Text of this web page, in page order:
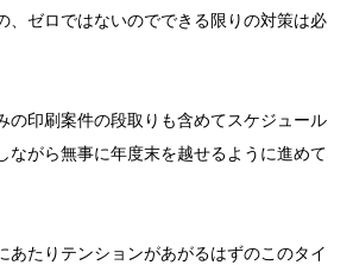
、ゼロではないのでできる限りの対策は必
の印刷案件の段取りも含めてスケジュール
ながら無事に年度末を越せるように進めて
あたりテンションがあがるはずのこのタイ